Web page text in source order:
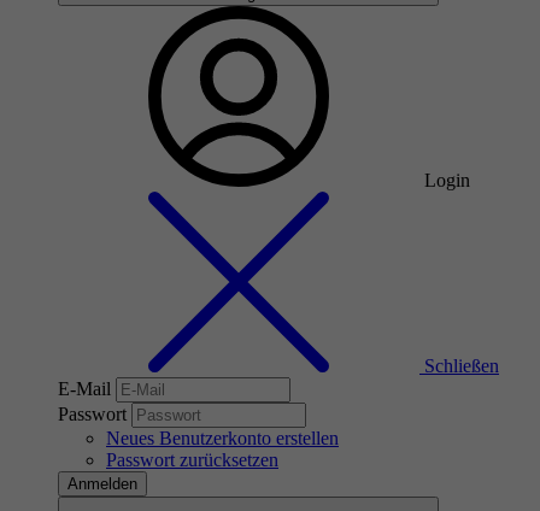
Login
Schließen
E-Mail
Passwort
Neues Benutzerkonto erstellen
Passwort zurücksetzen
Anmelden